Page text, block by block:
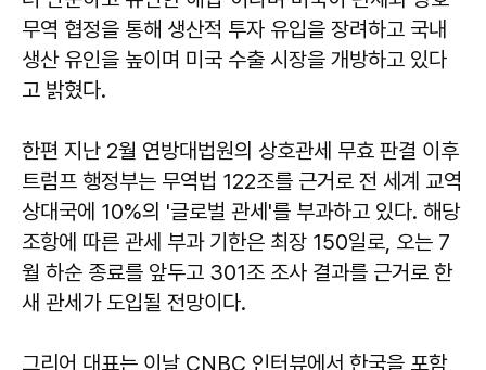
무역 협정을 통해 생산적 투자 유입을 장려하고 국내
생산 유인을 높이며 미국 수출 시장을 개방하고 있다
고 밝혔다.
한편 지난 2월 연방대법원의 상호관세 무효 판결 이후
트럼프 행정부는 무역법 122조를 근거로 전 세계 교역
상대국에 10%의 '글로벌 관세'를 부과하고 있다. 해당
조항에 따른 관세 부과 기한은 최장 150일로, 오는 7
월 하순 종료를 앞두고 301조 조사 결과를 근거로 한
새 관세가 도입될 전망이다.
그리어 대표는 이날 CNBC 인터뷰에서 한국을 포함